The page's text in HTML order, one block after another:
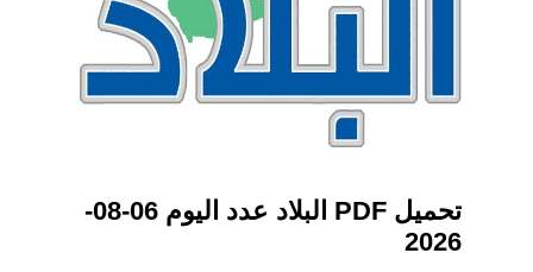
تحميل PDF البلاد عدد اليوم 06-08-
2026